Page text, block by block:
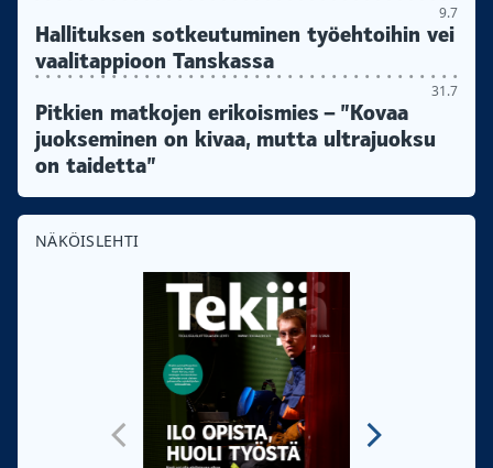
9.7
Hallituksen sotkeutuminen työehtoihin vei
vaalitappioon Tanskassa
31.7
Pitkien matkojen erikoismies – ”Kovaa
juokseminen on kivaa, mutta ultrajuoksu
on taidetta”
NÄKÖISLEHTI